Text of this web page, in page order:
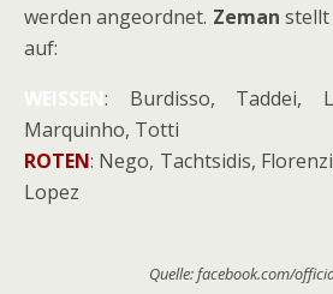
werden angeordnet. Zeman stellt
auf:
WEISSEN: Burdisso, Taddei,
Marquinho, Totti
ROTEN: Nego, Tachtsidis,
Lopez
Quelle: facebook.com/